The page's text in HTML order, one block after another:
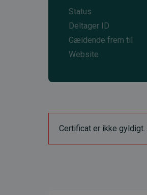
Status
Deltager ID
Gældende frem til
Website
Certificat er ikke gyldigt.